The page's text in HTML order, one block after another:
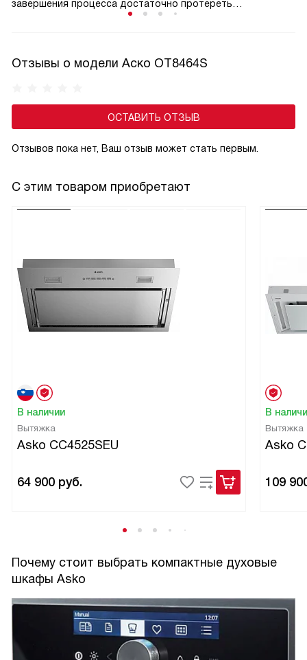
завершения процесса достаточно протереть
на протяжении длительного времени.
Отзывы о модели Аско OT8464S
ОСТАВИТЬ ОТЗЫВ
Отзывов пока нет, Ваш отзыв может стать первым.
С этим товаром приобретают
В наличии
Вытяжка
Asko CC4525SEU
64 900 руб.
В
Вытяжка
Asko
109
Почему стоит выбрать компактные духовые
шкафы Asko